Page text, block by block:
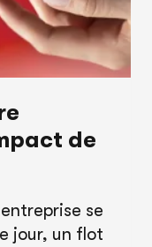
de
se
jour, un flot